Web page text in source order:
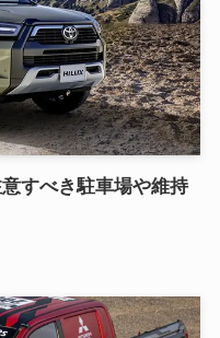
すべき駐車場や維持